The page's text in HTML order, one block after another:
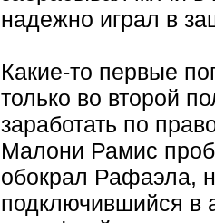
надежно играл в
Какие-то первые
только во второй
заработать по
Малони Рамис
обокрал Рафаэла,
подключившийся в